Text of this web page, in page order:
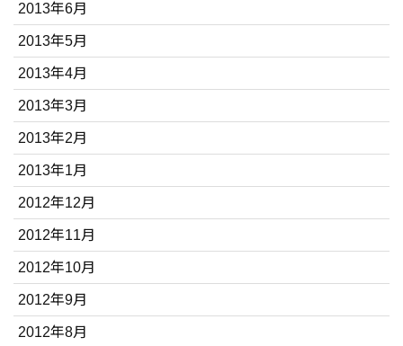
2013年6月
2013年5月
2013年4月
2013年3月
2013年2月
2013年1月
2012年12月
2012年11月
2012年10月
2012年9月
2012年8月